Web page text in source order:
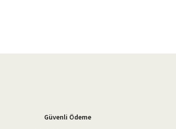
Güvenli Ödeme